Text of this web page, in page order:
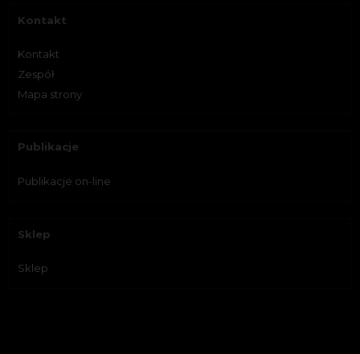
Kontakt
Kontakt
Zespół
Mapa strony
Publikacje
Publikacje on-line
Sklep
Sklep